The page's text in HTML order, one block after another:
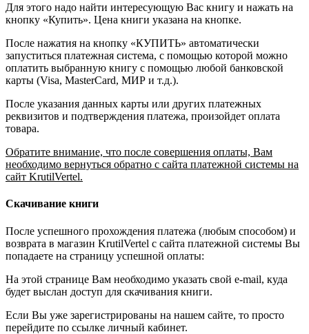
Для этого надо найти интересующую Вас книгу и нажать на
кнопку «Купить». Цена книги указана на кнопке.
После нажатия на кнопку «КУПИТЬ» автоматически
запуститься платежная система, с помощью которой можно
оплатить выбранную книгу с помощью любой банковской
карты (Visa, MasterCard, МИР и т.д.).
После указания данных карты или других платежных
реквизитов и подтверждения платежа, произойдет оплата
товара.
Обратите внимание, что после совершения оплаты, Вам
необходимо вернуться обратно с сайта платежной системы на
сайт KrutilVertel.
Скачивание книги
После успешного прохождения платежа (любым способом) и
возврата в магазин KrutilVertel с сайта платежной системы Вы
попадаете на страницу успешной оплаты:
На этой странице Вам необходимо указать свой e-mail, куда
будет выслан доступ для скачивания книги.
Если Вы уже зарегистрированы на нашем сайте, то просто
перейдите по ссылке личный кабинет.